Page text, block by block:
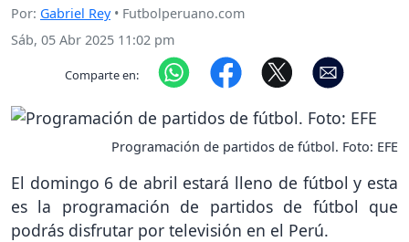
Por: Gabriel Rey• Futbolperuano.com
Sáb, 05 Abr 2025 11:02 pm
Comparte en:
Programación de partidos de fútbol. Foto: EFE
El domingo 6 de abril estará lleno de fútbol y esta
es la programación de partidos de fútbol que
podrás disfrutar por televisión en el Perú.